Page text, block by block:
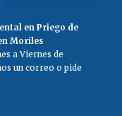
en Priego de
Moriles
a Viernes de
un correo o pide